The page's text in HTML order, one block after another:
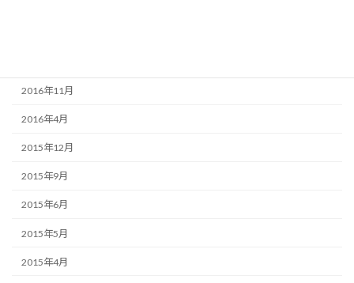
2016年11月
2016年4月
2015年12月
2015年9月
2015年6月
2015年5月
2015年4月